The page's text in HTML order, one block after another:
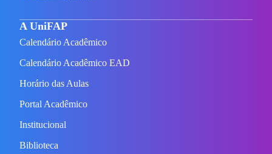
A UniFAP
Calendário Acadêmico
Calendário Acadêmico EAD
Horário das Aulas
Portal Acadêmico
Institucional
Biblioteca